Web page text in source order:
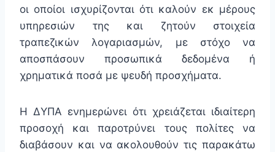
οι οποίοι ισχυρίζονται ότι καλούν εκ μέρους
υπηρεσιών της και ζητούν στοιχεία
τραπεζικών λογαριασμών, με στόχο να
αποσπάσουν προσωπικά δεδομένα ή
χρηματικά ποσά με ψευδή προσχήματα.
Η ΔΥΠΑ ενημερώνει ότι χρειάζεται ιδιαίτερη
προσοχή και παροτρύνει τους πολίτες να
διαβάσουν και να ακολουθούν τις παρακάτω